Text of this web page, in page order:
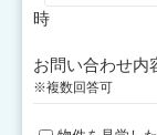
時
お問い合わせ内
※複数回答可